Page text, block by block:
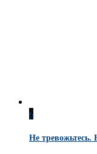
6
Не тревожьтесь.